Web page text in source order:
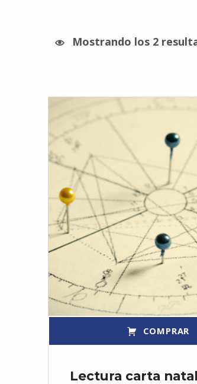
Mostrando los 2
COMPRAR
Lectura carta